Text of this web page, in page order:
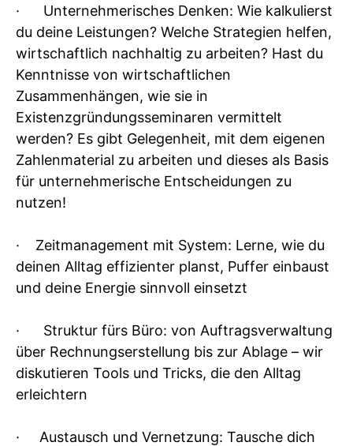
· Unternehmerisches Denken: Wie kalkulierst
du deine Leistungen? Welche Strategien helfen,
wirtschaftlich nachhaltig zu arbeiten? Hast du
Kenntnisse von wirtschaftlichen
Zusammenhängen, wie sie in
Existenzgründungsseminaren vermittelt
werden? Es gibt Gelegenheit, mit dem eigenen
Zahlenmaterial zu arbeiten und dieses als Basis
für unternehmerische Entscheidungen zu
nutzen!
· Zeitmanagement mit System: Lerne, wie du
deinen Alltag effizienter planst, Puffer einbaust
und deine Energie sinnvoll einsetzt
· Struktur fürs Büro: von Auftragsverwaltung
über Rechnungserstellung bis zur Ablage – wir
diskutieren Tools und Tricks, die den Alltag
erleichtern
· Austausch und Vernetzung: Tausche dich